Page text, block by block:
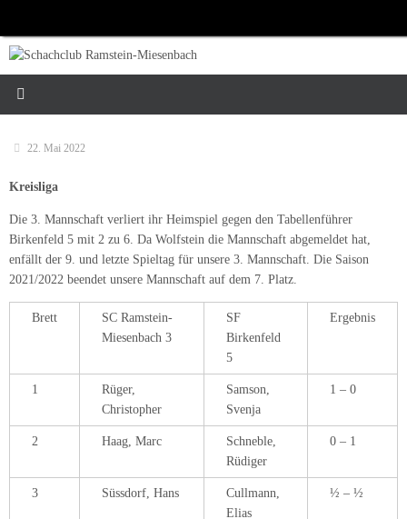
springen
22. Mai 2022
Kreisliga
Die 3. Mannschaft verliert ihr Heimspiel gegen den Tabellenführer
Birkenfeld 5 mit 2 zu 6. Da Wolfstein die Mannschaft abgemeldet hat,
enfällt der 9. und letzte Spieltag für unsere 3. Mannschaft. Die Saison
2021/2022 beendet unsere Mannschaft auf dem 7. Platz.
Brett
SC Ramstein-
Miesenbach 3
SF
Birkenfeld
5
Ergebnis
1
Rüger,
Christopher
Samson,
Svenja
1 – 0
2 Haag, Marc
Schneble,
Rüdiger
0 – 1
3 Süssdorf, Hans
Cullmann,
Elias
½ – ½